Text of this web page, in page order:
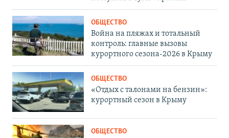
ОБЩЕСТВО
Война на пляжах и тотальный
контроль: главные вызовы
курортного сезона-2026 в Крыму
ОБЩЕСТВО
«Отдых с талонами на бензин»:
курортный сезон в Крыму
ОБЩЕСТВО